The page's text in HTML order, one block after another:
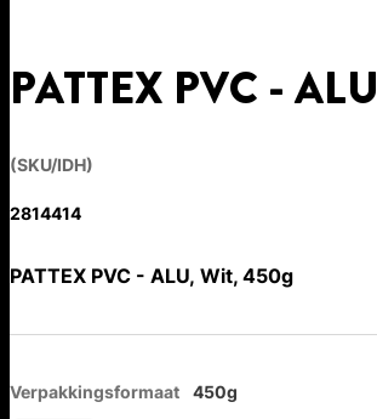
PATTEX PVC - ALU
(SKU/IDH)
2814414
PATTEX PVC - ALU, Wit, 450g
Verpakkingsformaat 450g